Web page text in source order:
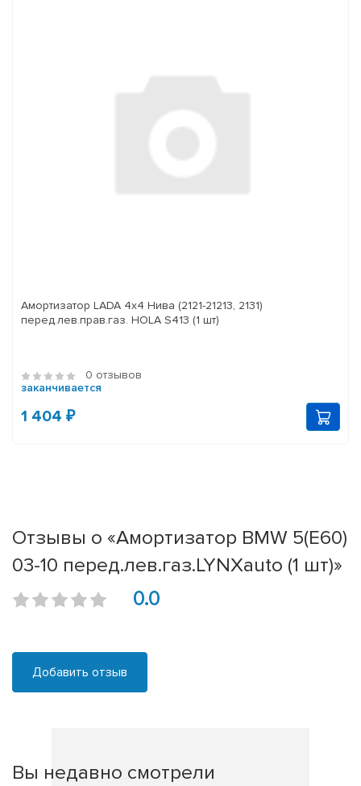
Амортизатор LADA 4x4 Нива (2121-21213, 2131)
перед.лев.прав.газ. HOLA S413 (1 шт)
0 отзывов
заканчивается
1 404 ₽
Отзывы о «Амортизатор BMW 5(E60)
03-10 перед.лев.газ.LYNXauto (1 шт)»
0.0
Добавить отзыв
Вы недавно смотрели